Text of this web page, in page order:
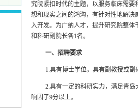
究院紧扣时代的主题，以服务临床需
想和现实之间的鸿沟，有针对性地解
入开发。为广纳人才，提升研究院整
和科研副院长各1名。
一、招聘要求
1.具有博士学位，具有副教授或
2.具有一定的科研实力，满足青
响因子9分以上。